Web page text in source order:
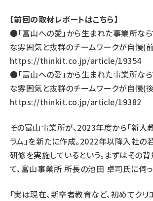
【前回の取材レポートはこちら】
●「富山への愛」から生まれた事業所な
な雰囲気と抜群のチームワークが自慢(
https://thinkit.co.jp/article/19354
●「富山への愛」から生まれた事業所な
な雰囲気と抜群のチームワークが自慢(
https://thinkit.co.jp/article/19382
その富山事業所が、2023年度から「新人
ラム」を新たに作成。2022年以降入社
研修を実施しているという。まずはその
て、富山事業所 所長の池田 卓司氏に伺っ
「実は現在、新卒者教育など、初めてクリ